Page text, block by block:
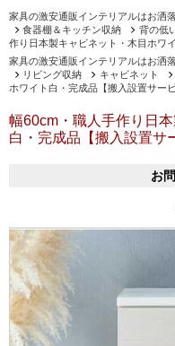
家具の激安通販インテリアルはお洒
食器棚＆キッチン収納
背の低
作り日本製キャビネット・木目ホワ
家具の激安通販インテリアルはお洒
リビング収納
キャビネット
ホワイト白・完成品【搬入設置サービ
幅60cm・職人手作り日
白・完成品【搬入設置サ
お